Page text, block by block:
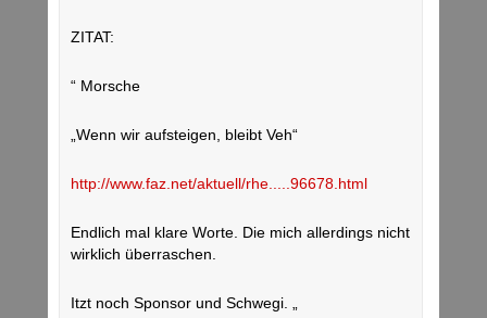
ZITAT:
“ Morsche
„Wenn wir aufsteigen, bleibt Veh“
http://www.faz.net/aktuell/rhe.....96678.html
Endlich mal klare Worte. Die mich allerdings nicht
wirklich überraschen.
Itzt noch Sponsor und Schwegi. „